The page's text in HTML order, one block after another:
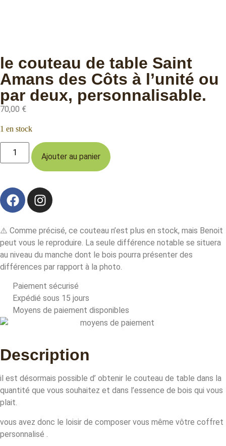
le couteau de table Saint
Amans des Côts à l’unité ou
par deux, personnalisable.
70,00 €
1 en stock
Ajouter au panier
⚠️ Comme précisé, ce couteau n’est plus en stock, mais Benoit
peut vous le reproduire. La seule différence notable se situera
au niveau du manche dont le bois pourra présenter des
différences par rapport à la photo.
Paiement sécurisé
Expédié sous 15 jours
Moyens de paiement disponibles
Description
il est désormais possible d’ obtenir le couteau de table dans la
quantité que vous souhaitez et dans l’essence de bois qui vous
plait.
vous avez donc le loisir de composer vous même vôtre coffret
personnalisé .